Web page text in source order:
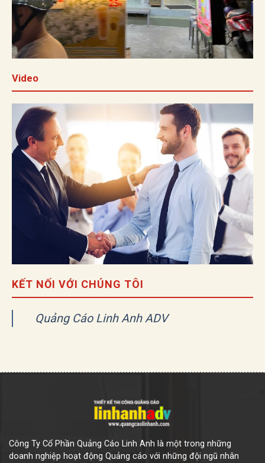
Video
KẾT NỐI VỚI CHÚNG TÔI
Quảng Cáo Linh Anh ADV
Công Ty Cổ Phần Quảng Cáo Linh Anh là một trong những
doanh nghiệp hoạt động Quảng cáo với những đội ngũ nhân